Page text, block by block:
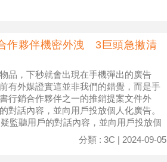
作夥伴機密外洩 3巨頭急撇清
品，下秒就會出現在手機彈出的廣告
有外媒證實這並非我們的錯覺，而是手
行銷合作夥伴之一的推銷提案文件外
對話內容，並向用戶投放個人化廣告。
監聽用戶的對話內容，並向用戶投放個
分類 : 3C | 2024-09-05